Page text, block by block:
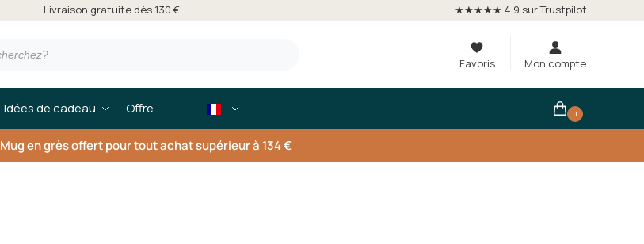
Livraison gratuite dès 130 € ★★★★★ 4.9 sur Trustpilot
Favoris Mon compte
Idées de cadeau Offre 0
Mug en grès offert pour tout achat supérieur à 134 €